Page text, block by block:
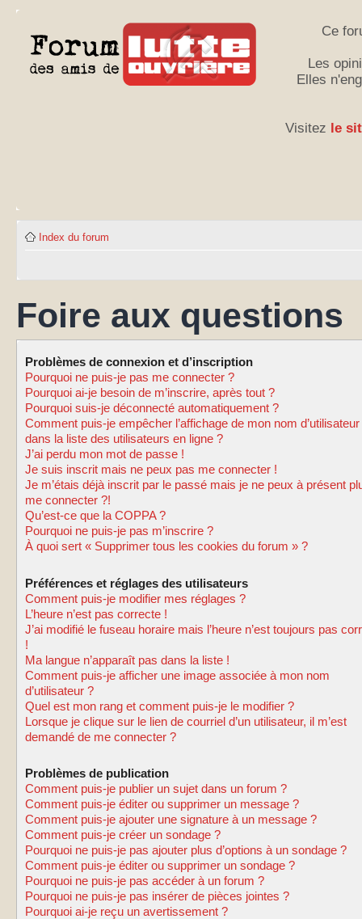
Ce
Les
Elles
Visitez le
Index du forum
Foire aux questions
Problèmes de connexion et d’inscription
Pourquoi ne puis-je pas me connecter ?
Pourquoi ai-je besoin de m’inscrire, après tout ?
Pourquoi suis-je déconnecté automatiquement ?
Comment puis-je empêcher l’affichage de mon nom d’utilisateur
dans la liste des utilisateurs en ligne ?
J’ai perdu mon mot de passe !
Je suis inscrit mais ne peux pas me connecter !
Je m’étais déjà inscrit par le passé mais je ne peux à présent
me connecter ?!
Qu’est-ce que la COPPA ?
Pourquoi ne puis-je pas m’inscrire ?
À quoi sert « Supprimer tous les cookies du forum » ?
Préférences et réglages des utilisateurs
Comment puis-je modifier mes réglages ?
L’heure n’est pas correcte !
J’ai modifié le fuseau horaire mais l’heure n’est toujours pas
!
Ma langue n’apparaît pas dans la liste !
Comment puis-je afficher une image associée à mon nom
d’utilisateur ?
Quel est mon rang et comment puis-je le modifier ?
Lorsque je clique sur le lien de courriel d’un utilisateur, il m’est
demandé de me connecter ?
Problèmes de publication
Comment puis-je publier un sujet dans un forum ?
Comment puis-je éditer ou supprimer un message ?
Comment puis-je ajouter une signature à un message ?
Comment puis-je créer un sondage ?
Pourquoi ne puis-je pas ajouter plus d’options à un sondage ?
Comment puis-je éditer ou supprimer un sondage ?
Pourquoi ne puis-je pas accéder à un forum ?
Pourquoi ne puis-je pas insérer de pièces jointes ?
Pourquoi ai-je reçu un avertissement ?